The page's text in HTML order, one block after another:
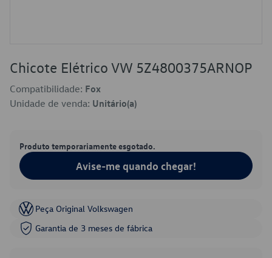
Chicote Elétrico VW 5Z4800375ARNOP
Compatibilidade: Fox
Unidade de venda: Unitário(a)
Produto temporariamente esgotado.
Avise-me quando chegar!
Peça Original Volkswagen
Garantia de 3 meses de fábrica